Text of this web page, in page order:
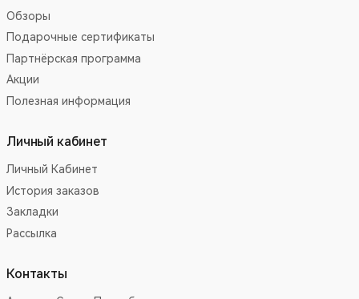
Обзоры
Подарочные сертификаты
Партнёрская программа
Акции
Полезная информация
Личный кабинет
Личный Кабинет
История заказов
Закладки
Рассылка
Контакты